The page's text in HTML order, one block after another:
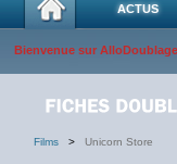
ACTUS
Bienvenue sur
Films > Unicorn Store